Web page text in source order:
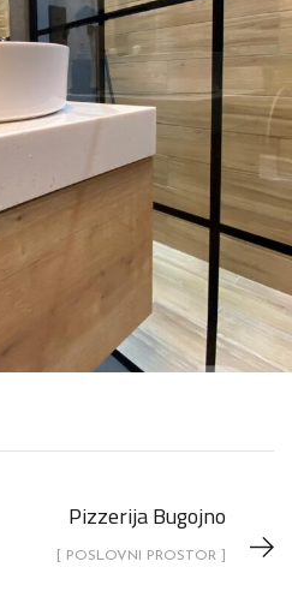
Pizzerija Bugojno
[ POSLOVNI PROSTOR ]